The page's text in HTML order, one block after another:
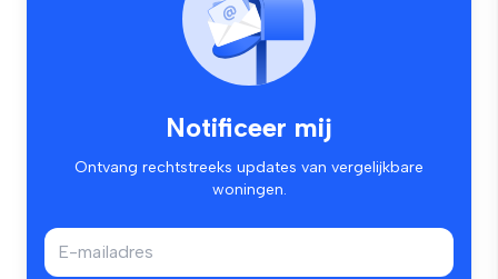
Notificeer mij
Ontvang rechtstreeks updates van vergelijkbare
woningen.